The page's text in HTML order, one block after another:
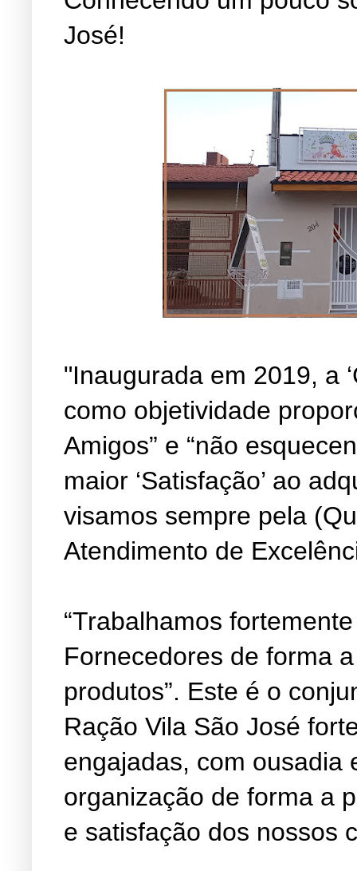
José!
"Inaugurada em 2019, a
como objetividade
Amigos” e “não
maior ‘Satisfação’ ao
visamos sempre pela
Atendimento de
“Trabalhamos
Fornecedores de forma
produtos”. Este é o
Ração Vila São José
engajadas, com ousadia
organização de forma a
e satisfação dos nossos